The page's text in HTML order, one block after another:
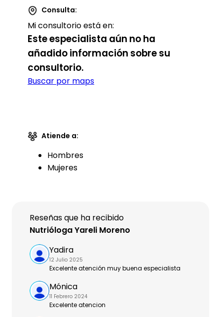
Consulta:
Mi consultorio está en:
Este especialista aún no ha
añadido información sobre su
consultorio.
Buscar por maps
Atiende a:
Hombres
Mujeres
Reseñas que ha recibido
Nutrióloga Yareli Moreno
Yadira
12 Julio 2025
Excelente atención muy buena especialista
Mónica
11 Febrero 2024
Excelente atencion